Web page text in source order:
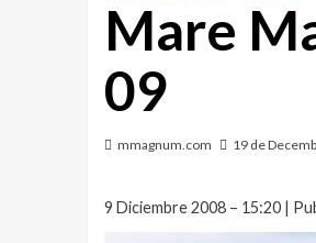
Mare
09
mmagnum.com 19 de
9 Diciembre 2008 – 15:20 |